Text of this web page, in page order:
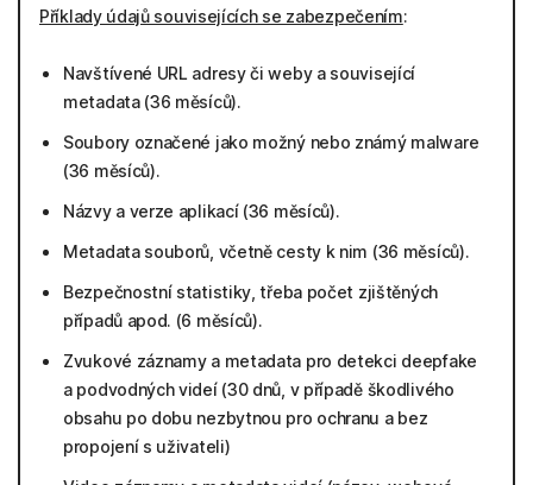
Příklady údajů souvisejících se zabezpečením:
Navštívené URL adresy či weby a související
metadata (36 měsíců).
Soubory označené jako možný nebo známý malware
(36 měsíců).
Názvy a verze aplikací (36 měsíců).
Metadata souborů, včetně cesty k nim (36 měsíců).
Bezpečnostní statistiky, třeba počet zjištěných
případů apod. (6 měsíců).
Zvukové záznamy a metadata pro detekci deepfake
a podvodných videí (30 dnů, v případě škodlivého
obsahu po dobu nezbytnou pro ochranu a bez
propojení s uživateli)